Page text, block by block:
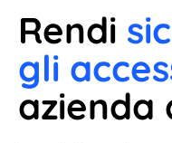
Rendi
gli
azienda